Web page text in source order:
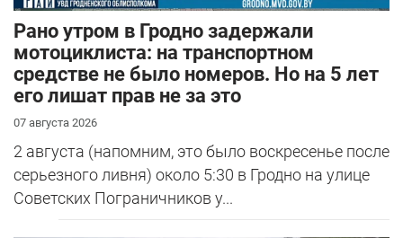
Рано утром в Гродно задержали
мотоциклиста: на транспортном
средстве не было номеров. Но на 5 лет
его лишат прав не за это
07 августа 2026
2 августа (напомним, это было воскресенье после
серьезного ливня) около 5:30 в Гродно на улице
Советских Пограничников у...